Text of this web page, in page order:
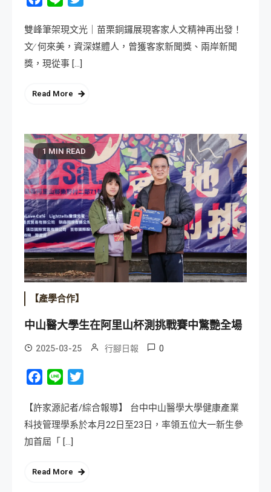
雙峰筆架現文光｜苗栗銅鑼展現客家人文精神再出發！
文∕ 何來美，資深媒體人，曾獲客家新聞獎、兩岸新聞
獎，現從事 […]
Read More
1 MIN READ
【產學合作】
中山醫大學生在阿里山杯測挑戰賽中驚艷全場
2025-03-25 行腳日報 0
Facebook
Line
【許家源記者/綜合報導】 台中中山醫學大學健康產業
科技管理學系於本月22日至23日，率領五位大一新生參
加首屆「 […]
Read More